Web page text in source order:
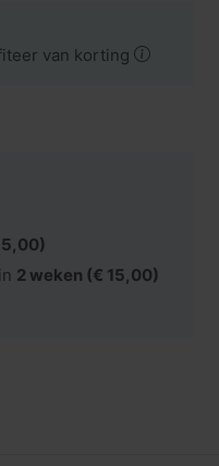
van korting
2 weken (€ 15,00)